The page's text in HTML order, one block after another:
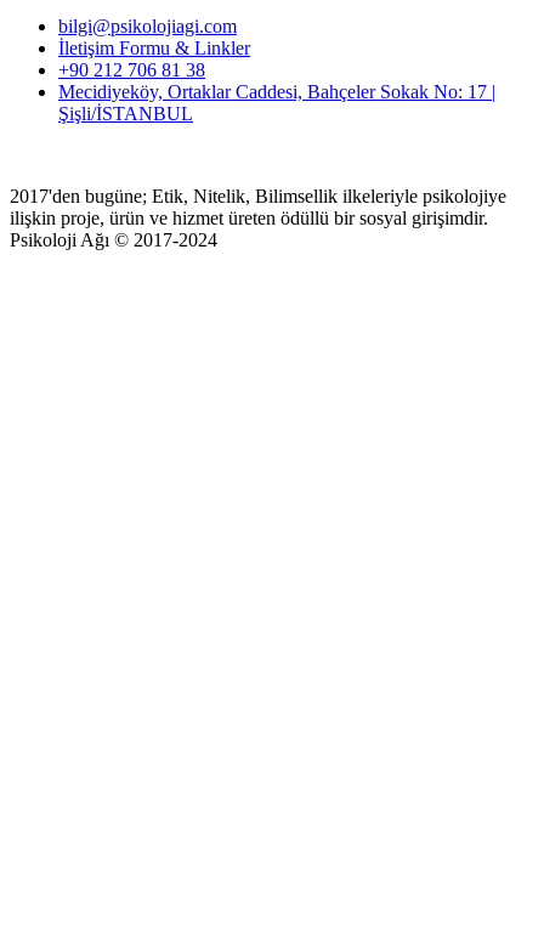
bilgi@psikolojiagi.com
İletişim Formu & Linkler
+90 212 706 81 38
Mecidiyeköy, Ortaklar Caddesi, Bahçeler Sokak No: 17 |
Şişli/İSTANBUL
2017'den bugüne; Etik, Nitelik, Bilimsellik ilkeleriyle psikolojiye
ilişkin proje, ürün ve hizmet üreten ödüllü bir sosyal girişimdir.
Psikoloji Ağı © 2017-2024